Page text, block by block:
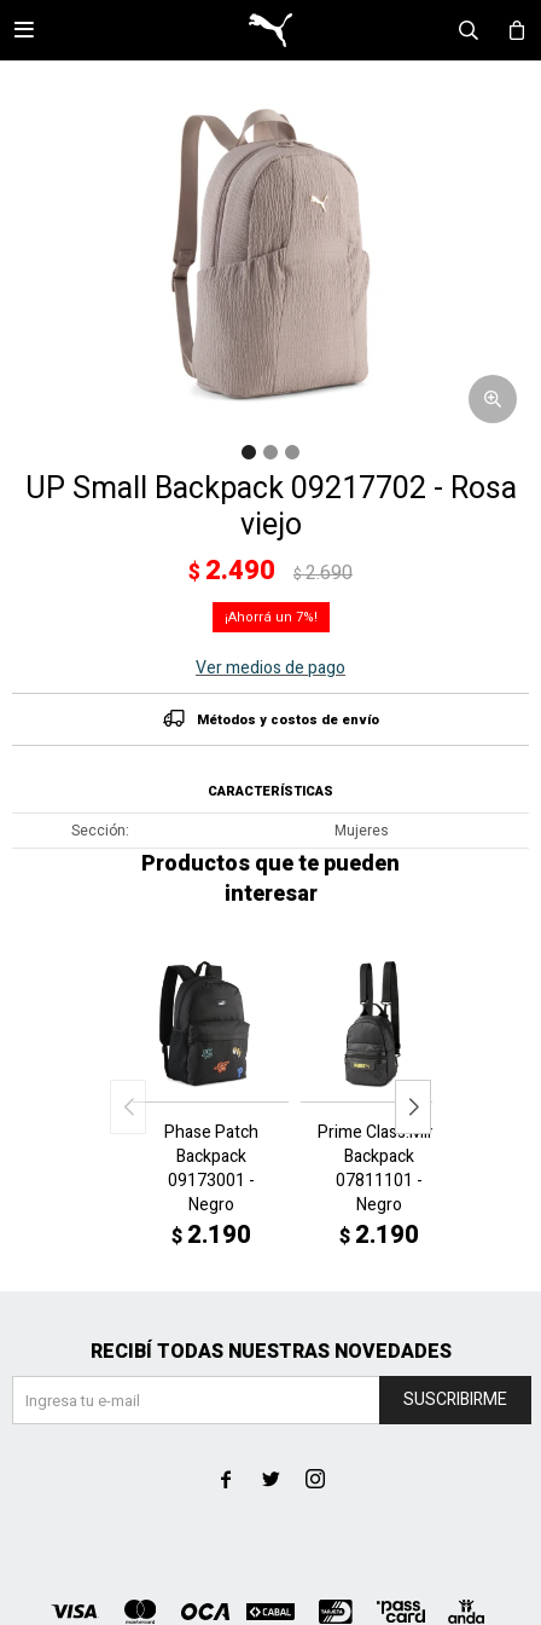

UP Small Backpack 09217702 - Rosa
viejo
$ 2.490 $2.690
7
Ver medios de pago
Métodos y costos de envío
CARACTERÍSTICAS
Sección Mujeres
Productos que te pueden
interesar
Phase Patch
Backpack
09173001 -
Negro
$ 2.190
Prime Class.Mini
Backpack
07811101 -
Negro
$ 2.190
RECIBÍ TODAS NUESTRAS NOVEDADES
SUSCRIBIRME
  